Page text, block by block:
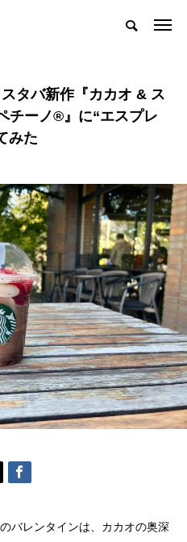
タバ新作『カカオ & ス
チーノ®』に“エスプレ
みた
バレンタインは、カカオの奥深